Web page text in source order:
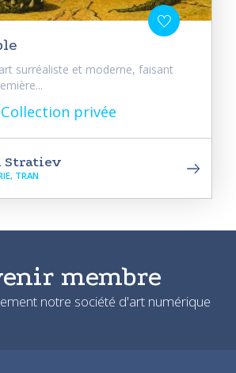
surréaliste et moderne, faisant
Collection privée
Stratiev
TRAN
membre
notre société d'art numérique